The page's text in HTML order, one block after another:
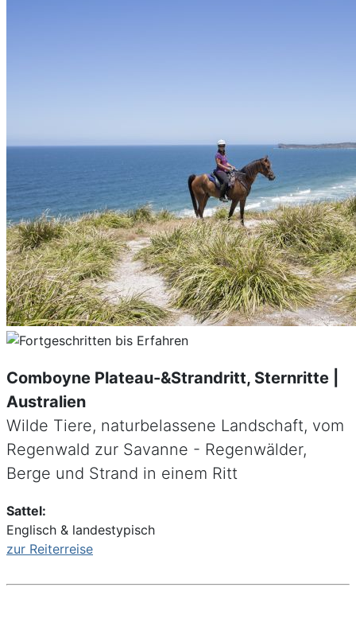
Comboyne Plateau-&Strandritt, Sternritte |
Australien
Wilde Tiere, naturbelassene Landschaft, vom
Regenwald zur Savanne - Regenwälder,
Berge und Strand in einem Ritt
Sattel:
Englisch & landestypisch
zur Reiterreise